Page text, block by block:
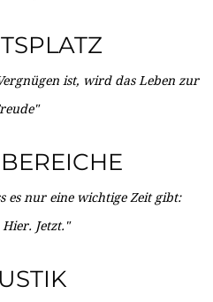
ist, wird das Leben zur
es nur eine wichtige Zeit gibt:
Hier. Jetzt."